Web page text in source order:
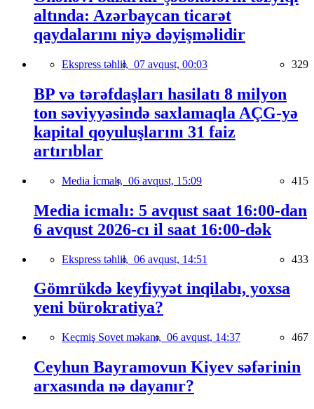
altında: Azərbaycan ticarət
qaydalarını niyə dəyişməlidir
Ekspress təhlil, 07 avqust, 00:03 329
BP və tərəfdaşları hasilatı 8 milyon
ton səviyyəsində saxlamaqla AÇG-yə
kapital qoyuluşlarını 31 faiz
artırıblar
Media İcmalı, 06 avqust, 15:09 415
Media icmalı: 5 avqust saat 16:00-dan
6 avqust 2026-cı il saat 16:00-dək
Ekspress təhlil, 06 avqust, 14:51 433
Gömrükdə keyfiyyət inqilabı, yoxsa
yeni bürokratiya?
Keçmiş Sovet məkanı, 06 avqust, 14:37 467
Ceyhun Bayramovun Kiyev səfərinin
arxasında nə dayanır?